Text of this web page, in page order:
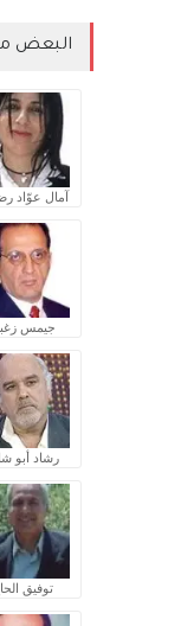
البعض
آمال عوّاد
جيمس
رشاد أبو
توفيق